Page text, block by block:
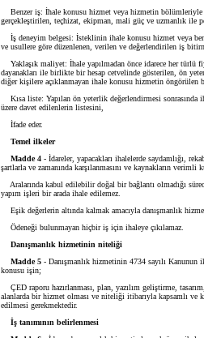
Benzer iş: İhale konusu hizmet veya hizmetin bölümleriyle
gerçekleştirilen, teçhizat, ekipman, mali güç ve uzmanlık ile
İş deneyim belgesi: İsteklinin ihale konusu hizmet veya
ve usullere göre düzenlenen, verilen ve değerlendirilen iş
Yaklaşık maliyet: İhale yapılmadan önce idarece her türlü
dayanakları ile birlikte bir hesap cetvelinde gösterilen, ön
diğer kişilere açıklanmayan ihale konusu hizmetin öngörülen
Kısa liste: Yapılan ön yeterlik değerlendirmesi sonrasında
üzere davet edilenlerin listesini,
İfade eder.
Temel ilkeler
Madde 4 - İdareler, yapacakları ihalelerde saydamlığı,
şartlarla ve zamanında karşılanmasını ve kaynakların verimli
Aralarında kabul edilebilir doğal bir bağlantı olmadığı
yapım işleri bir arada ihale edilemez.
Eşik değerlerin altında kalmak amacıyla danışmanlık
Ödeneği bulunmayan hiçbir iş için ihaleye çıkılamaz.
Danışmanlık hizmetinin niteliği
Madde 5 - Danışmanlık hizmetinin 4734 sayılı
konusu işin;
ÇED raporu hazırlanması, plan, yazılım geliştirme,
alanlarda bir hizmet olması ve niteliği itibarıyla kapsamlı ve
edilmesi gerekmektedir.
İş tanımının belirlenmesi